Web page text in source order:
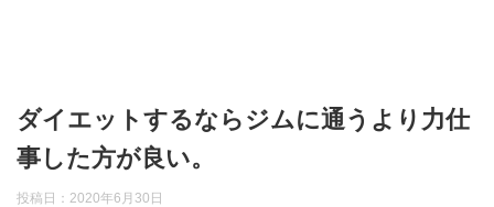
ダイエットするならジムに通うより力仕
事した方が良い。
投稿日： 2020年6月30日